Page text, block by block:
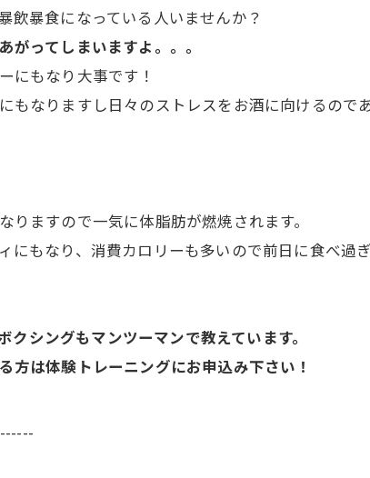
飲暴食になっている人いませんか？
がってしまいますよ。。。
にもなり大事です！
もなりますし日々のストレスをお酒に向けるので
ますので一気に体脂肪が燃焼されます。
にもなり、消費カロリーも多いので前日に食べ過
シングもマンツーマンで教えています。
方は体験トレーニングにお申込み下さい！